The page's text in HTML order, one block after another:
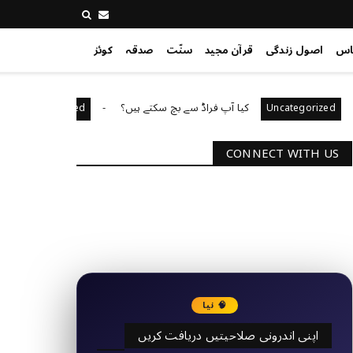
اصول زندگی قرآن مجید سنّت صدقہ کوئز
کیا آپ فراڈ سے بچ سکتے ہیں؟ Uncategorized
CONNECT WITH US
🧠 نیا
اپنی اندرونی صلاحیتیں دریافت کریں